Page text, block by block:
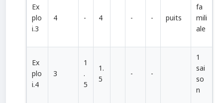
Ex
plo
i.3
4 - 4 - - puits
fa
mili
ale
Ex
plo
i.4
3
1
.
5
1.
5
- -
1
sai
so
n